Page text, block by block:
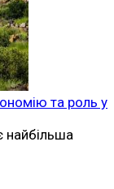
та роль у
найбільша